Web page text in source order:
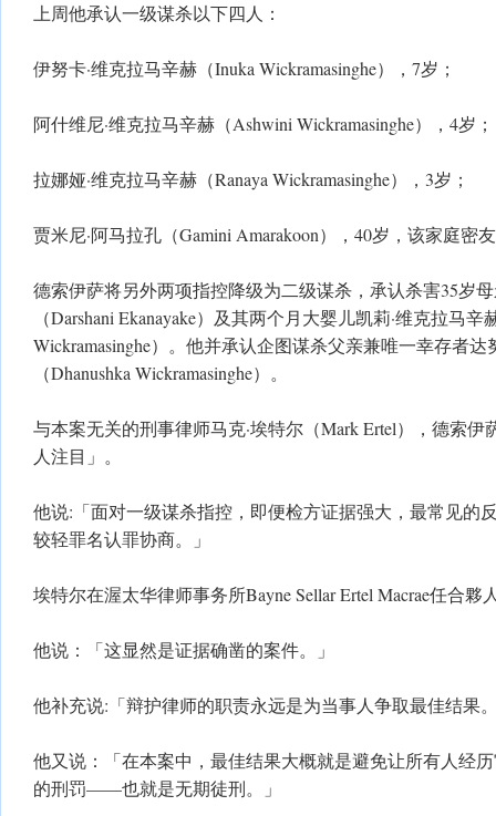
上周他承认一级谋杀以下四人：
伊努卡·维克拉马辛赫（Inuka Wickramasinghe），7岁；
阿什维尼·维克拉马辛赫（Ashwini Wickramasinghe），4岁；
拉娜娅·维克拉马辛赫（Ranaya Wickramasinghe），3岁；
贾米尼·阿马拉孔（Gamini Amarakoon），40岁，该家庭密
德索伊萨将另外两项指控降级为二级谋杀，承认杀害35岁
（Darshani Ekanayake）及其两个月大婴儿凯莉·维克拉马辛
Wickramasinghe）。他并承认企图谋杀父亲兼唯一幸存者达
（Dhanushka Wickramasinghe）。
与本案无关的刑事律师马克·埃特尔（Mark Ertel），德索
人注目」。
他说:「面对一级谋杀指控，即便检方证据强大，最常见的
较轻罪名认罪协商。」
埃特尔在渥太华律师事务所Bayne Sellar Ertel Macrae任合夥
他说：「这显然是证据确凿的案件。」
他补充说:「辩护律师的职责永远是为当事人争取最佳结果
他又说：「在本案中，最佳结果大概就是避免让所有人经
的刑罚——也就是无期徒刑。」